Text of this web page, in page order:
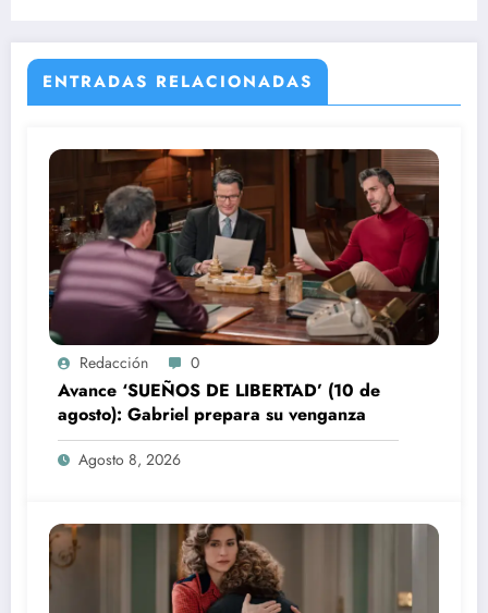
ENTRADAS RELACIONADAS
Redacción 0
Avance ‘SUEÑOS DE LIBERTAD’ (10 de
agosto): Gabriel prepara su venganza
Agosto 8, 2026